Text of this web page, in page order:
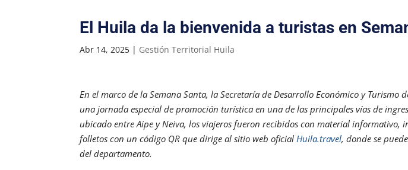
El Huila da la bienvenida a turistas en
Abr 14, 2025 | Gestión Territorial Huila
En el marco de la Semana Santa, la Secretaría de Desarrollo Económico y Turismo
una jornada especial de promoción turística en una de las principales vías de
ubicado entre Aipe y Neiva, los viajeros fueron recibidos con material informativo,
folletos con un código QR que dirige al sitio web oficial Huila.travel, donde se
del departamento.